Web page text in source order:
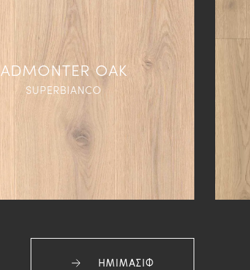
ADMONTER OAK
SUPERBIANCO
ΗΜΙΜΑΣΙΦ